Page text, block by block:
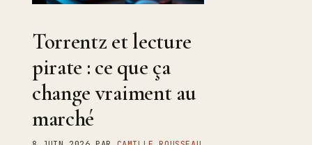
Torrentz et lecture
pirate : ce que ça
change vraiment au
marché